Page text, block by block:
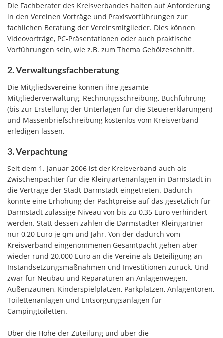
Die Fachberater des Kreisverbandes halten auf Anforderung
in den Vereinen Vorträge und Praxisvorführungen zur
fachlichen Beratung der Vereinsmitglieder. Dies können
Videovorträge, PC-Präsentationen oder auch praktische
Vorführungen sein, wie z.B. zum Thema Gehölzeschnitt.
2. Verwaltungsfachberatung
Die Mitgliedsvereine können ihre gesamte
Mitgliederverwaltung, Rechnungsschreibung, Buchführung
(bis zur Erstellung der Unterlagen für die Steuererklärungen)
und Massenbriefschreibung kostenlos vom Kreisverband
erledigen lassen.
3. Verpachtung
Seit dem 1. Januar 2006 ist der Kreisverband auch als
Zwischenpächter für die Kleingartenanlagen in Darmstadt in
die Verträge der Stadt Darmstadt eingetreten. Dadurch
konnte eine Erhöhung der Pachtpreise auf das gesetzlich für
Darmstadt zulässige Niveau von bis zu 0,35 Euro verhindert
werden. Statt dessen zahlen die Darmstädter Kleingärtner
nur 0,20 Euro je qm und Jahr. Von der dadurch vom
Kreisverband eingenommenen Gesamtpacht gehen aber
wieder rund 20.000 Euro an die Vereine als Beteiligung an
Instandsetzungsmaßnahmen und Investitionen zurück. Und
zwar für Neubau und Reparaturen an Anlagenwegen,
Außenzäunen, Kinderspielplätzen, Parkplätzen, Anlagentoren,
Toilettenanlagen und Entsorgungsanlagen für
Campingtoiletten.
Über die Höhe der Zuteilung und über die